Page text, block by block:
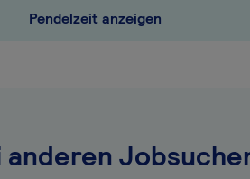
Pendelzeit anzeigen
anderen